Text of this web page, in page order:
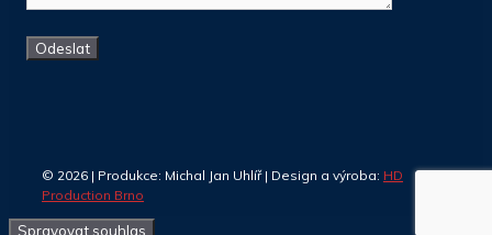
© 2026 | Produkce: Michal Jan Uhlíř | Design a výroba: HD
Production Brno
Spravovat souhlas